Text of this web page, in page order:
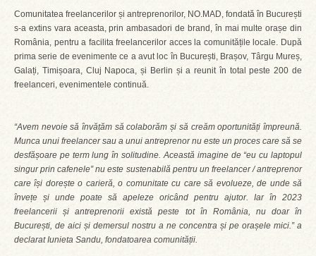
Comunitatea freelancerilor și antreprenorilor, NO.MAD, fondată în București
s-a extins vara aceasta, prin ambasadori de brand, în mai multe orașe din
România, pentru a facilita freelancerilor acces la comunitățile locale. După
prima serie de evenimente ce a avut loc în București, Brașov, Târgu Mureș,
Galați, Timișoara, Cluj Napoca, și Berlin și a reunit în total peste 200 de
freelanceri, evenimentele continuă.
“Avem nevoie să învățăm să colaborăm și să creăm oportunități împreună.
Munca unui freelancer sau a unui antreprenor nu este un proces care să se
desfășoare pe term lung în solitudine. Această imagine de “eu cu laptopul
singur prin cafenele” nu este sustenabilă pentru un freelancer / antreprenor
care își dorește o carieră, o comunitate cu care să evolueze, de unde să
învețe și unde poate să apeleze oricând pentru ajutor. Iar în 2023
freelancerii și antreprenorii există peste tot în România, nu doar în
București, de aici și demersul nostru a ne concentra și pe orașele mici.” a
declarat Iunieta Sandu, fondatoarea comunității.